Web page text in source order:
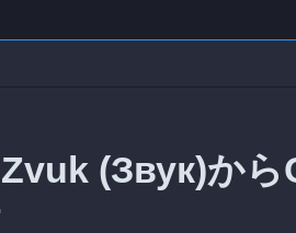
(Звук)から